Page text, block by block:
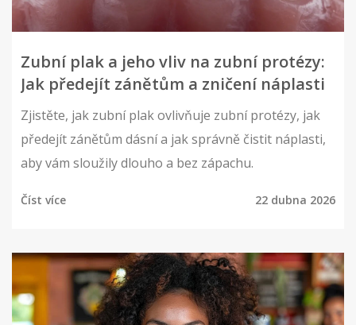
Zubní plak a jeho vliv na zubní protézy:
Jak předejít zánětům a zničení náplasti
Zjistěte, jak zubní plak ovlivňuje zubní protézy, jak
předejít zánětům dásní a jak správně čistit náplasti,
aby vám sloužily dlouho a bez zápachu.
Číst více 22 dubna 2026